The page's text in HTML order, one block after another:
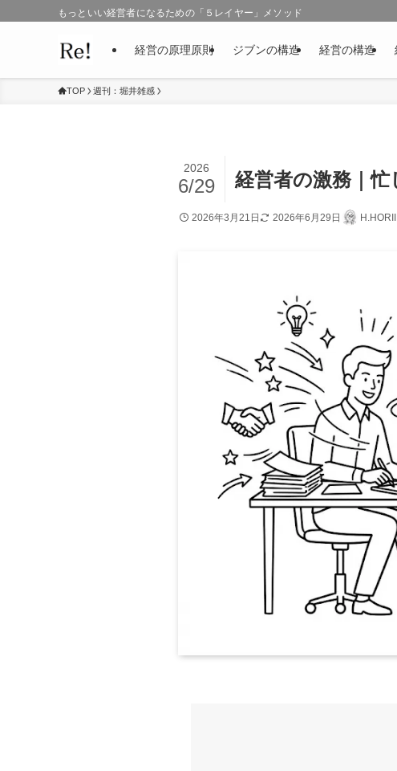
もっといい経営者になるための「５レイヤー」メソッド
経営の原理原則 ジブンの構造 経営の構造
TOP 週刊：堀井雑感
経営者の激務｜忙
2026
6/29
2026年3月21日 2026年6月29日 H.HORII